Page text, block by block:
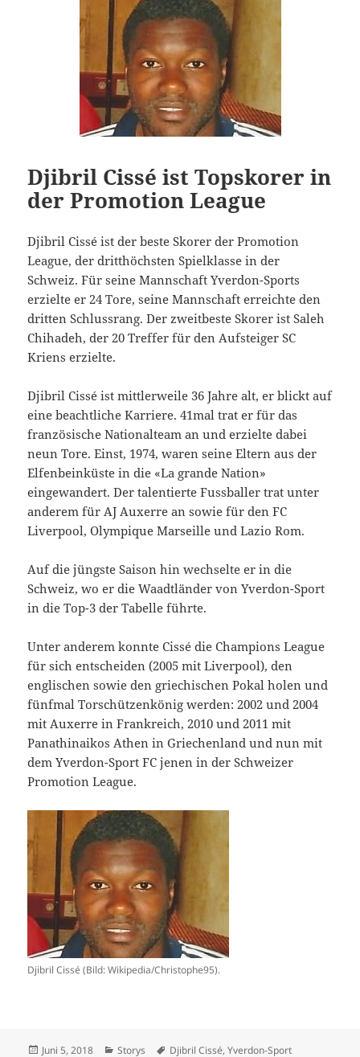
Djibril Cissé ist Topskorer in
der Promotion League
Djibril Cissé ist der beste Skorer der Promotion
League, der dritthöchsten Spielklasse in der
Schweiz. Für seine Mannschaft Yverdon-Sports
erzielte er 24 Tore, seine Mannschaft erreichte den
dritten Schlussrang. Der zweitbeste Skorer ist Saleh
Chihadeh, der 20 Treffer für den Aufsteiger SC
Kriens erzielte.
Djibril Cissé ist mittlerweile 36 Jahre alt, er blickt auf
eine beachtliche Karriere. 41mal trat er für das
französische Nationalteam an und erzielte dabei
neun Tore. Einst, 1974, waren seine Eltern aus der
Elfenbeinküste in die «La grande Nation»
eingewandert. Der talentierte Fussballer trat unter
anderem für AJ Auxerre an sowie für den FC
Liverpool, Olympique Marseille und Lazio Rom.
Auf die jüngste Saison hin wechselte er in die
Schweiz, wo er die Waadtländer von Yverdon-Sport
in die Top-3 der Tabelle führte.
Unter anderem konnte Cissé die Champions League
für sich entscheiden (2005 mit Liverpool), den
englischen sowie den griechischen Pokal holen und
fünfmal Torschützenkönig werden: 2002 und 2004
mit Auxerre in Frankreich, 2010 und 2011 mit
Panathinaikos Athen in Griechenland und nun mit
dem Yverdon-Sport FC jenen in der Schweizer
Promotion League.
Djibril Cissé (Bild: Wikipedia/Christophe95).
Veröffentlicht
Juni 5, 2018 Kategorien
Storys Schlagwörter
Djibril Cissé,Yverdon-Sport